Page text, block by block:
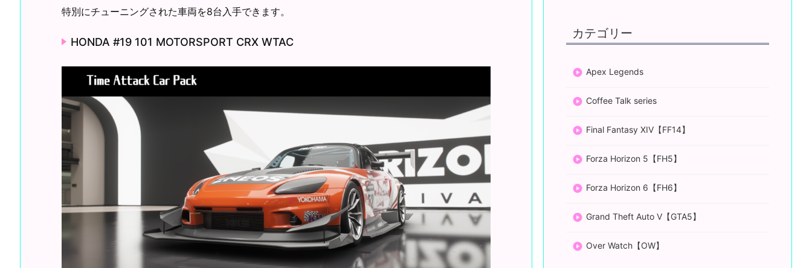
特別にチューニングされた車両を8台入手できます。
HONDA #19 101 MOTORSPORT CRX WTAC
カテゴリー
Apex Legends
Coffee Talk series
Final Fantasy XIV【FF14】
Forza Horizon 5【FH5】
Forza Horizon 6【FH6】
Grand Theft Auto V【GTA5】
Over Watch【OW】